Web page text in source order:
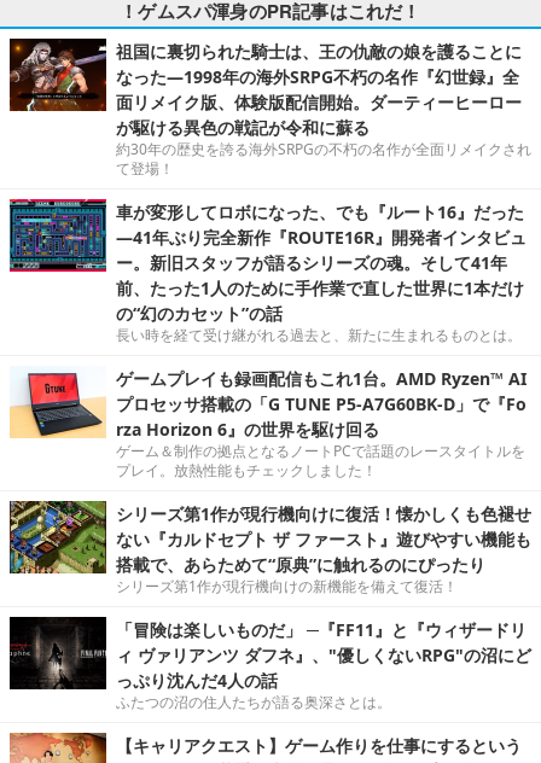
！ゲムスパ渾身のPR記事はこれだ！
祖国に裏切られた騎士は、王の仇敵の娘を護ることに
なった―1998年の海外SRPG不朽の名作『幻世録』全
面リメイク版、体験版配信開始。ダーティーヒーロー
が駆ける異色の戦記が令和に蘇る
約30年の歴史を誇る海外SRPGの不朽の名作が全面リメイクされ
て登場！
車が変形してロボになった、でも『ルート16』だった
―41年ぶり完全新作『ROUTE16R』開発者インタビュ
ー。新旧スタッフが語るシリーズの魂。そして41年
前、たった1人のために手作業で直した世界に1本だけ
の“幻のカセット”の話
長い時を経て受け継がれる過去と、新たに生まれるものとは。
ゲームプレイも録画配信もこれ1台。AMD Ryzen™ AI
プロセッサ搭載の「G TUNE P5-A7G60BK-D」で『Fo
rza Horizon 6』の世界を駆け回る
ゲーム＆制作の拠点となるノートPCで話題のレースタイトルを
プレイ。放熱性能もチェックしました！
シリーズ第1作が現行機向けに復活！懐かしくも色褪せ
ない『カルドセプト ザ ファースト』遊びやすい機能も
搭載で、あらためて“原典”に触れるのにぴったり
シリーズ第1作が現行機向けの新機能を備えて復活！
「冒険は楽しいものだ」 ─『FF11』と『ウィザードリ
ィ ヴァリアンツ ダフネ』、"優しくないRPG"の沼にど
っぷり沈んだ4人の話
ふたつの沼の住人たちが語る奥深さとは。
【キャリアクエスト】ゲーム作りを仕事にするという